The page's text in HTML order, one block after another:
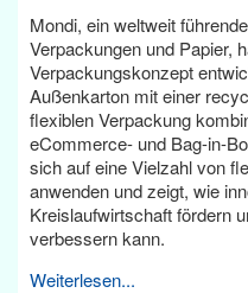
Mondi, ein weltweit
Verpackungen und Papier,
Verpackungskonzept
Außenkarton mit einer
flexiblen Verpackung
eCommerce- und Bag-in-
sich auf eine Vielzahl von
anwenden und zeigt, wie
Kreislaufwirtschaft fördern
verbessern kann.
Weiterlesen...